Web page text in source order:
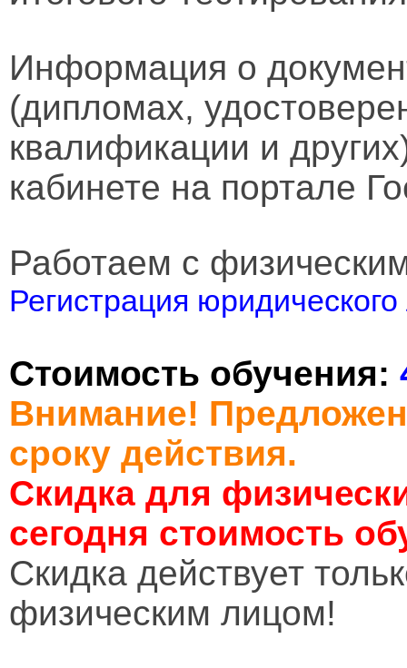
Информация о
(дипломах,
квалификации и
кабинете на портале
Работаем с
Регистрация
Стоимость обучения:
Внимание!
сроку действия.
Скидка для
сегодня стоимость
Cкидка действует
физическим лицом!